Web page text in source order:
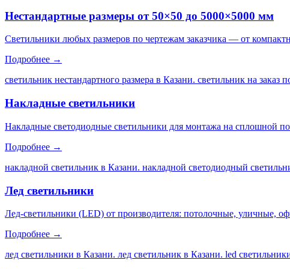
Нестандартные размеры от 50×50 до 5000×5000 мм
Светильники любых размеров по чертежам заказчика — от
Подробнее →
светильник нестандартного размера в Казани. светильник на
Накладные светильники
Накладные светодиодные светильники для монтажа на сплошной
Подробнее →
накладной светильник в Казани. накладной светодиодный
Лед светильники
Лед-светильники (LED) от производителя: потолочные, уличные,
Подробнее →
лед светильники в Казани. лед светильник в Казани. led